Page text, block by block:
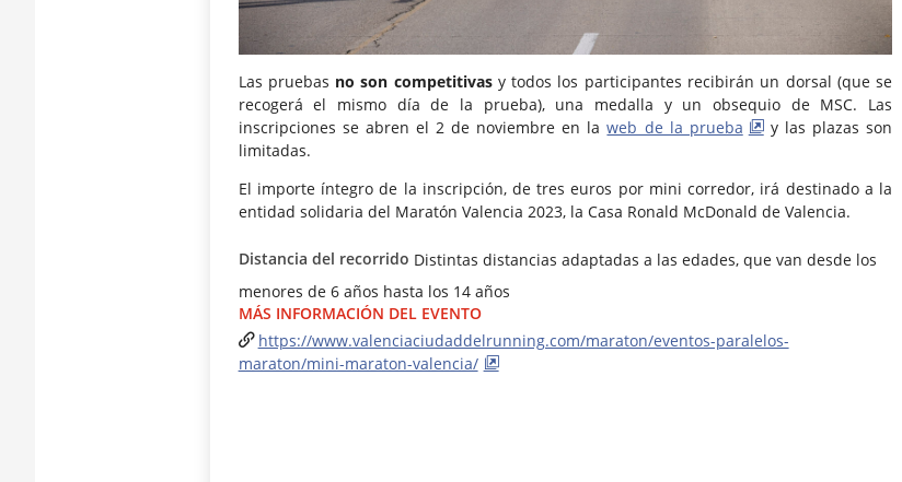
Las pruebas no son competitivasy todos los participantes recibirán un dorsal (que se
recogerá el mismo día de la prueba), una medalla y un obsequio de MSC. Las
inscripciones se abren el 2 de noviembre en laweb de la prueba
y las plazas son
limitadas.
El importe íntegro de la inscripción, de tres euros por mini corredor, irá destinado a la
entidad solidaria del Maratón Valencia 2023, la Casa Ronald McDonald de Valencia.
Distancia del recorrido Distintas distancias adaptadas a las edades, que van desde los
menores de 6 años hasta los 14 años
MÁS INFORMACIÓN DEL EVENTO
https://www.valenciaciudaddelrunning.com/maraton/eventos-paralelos-
maraton/mini-maraton-valencia/